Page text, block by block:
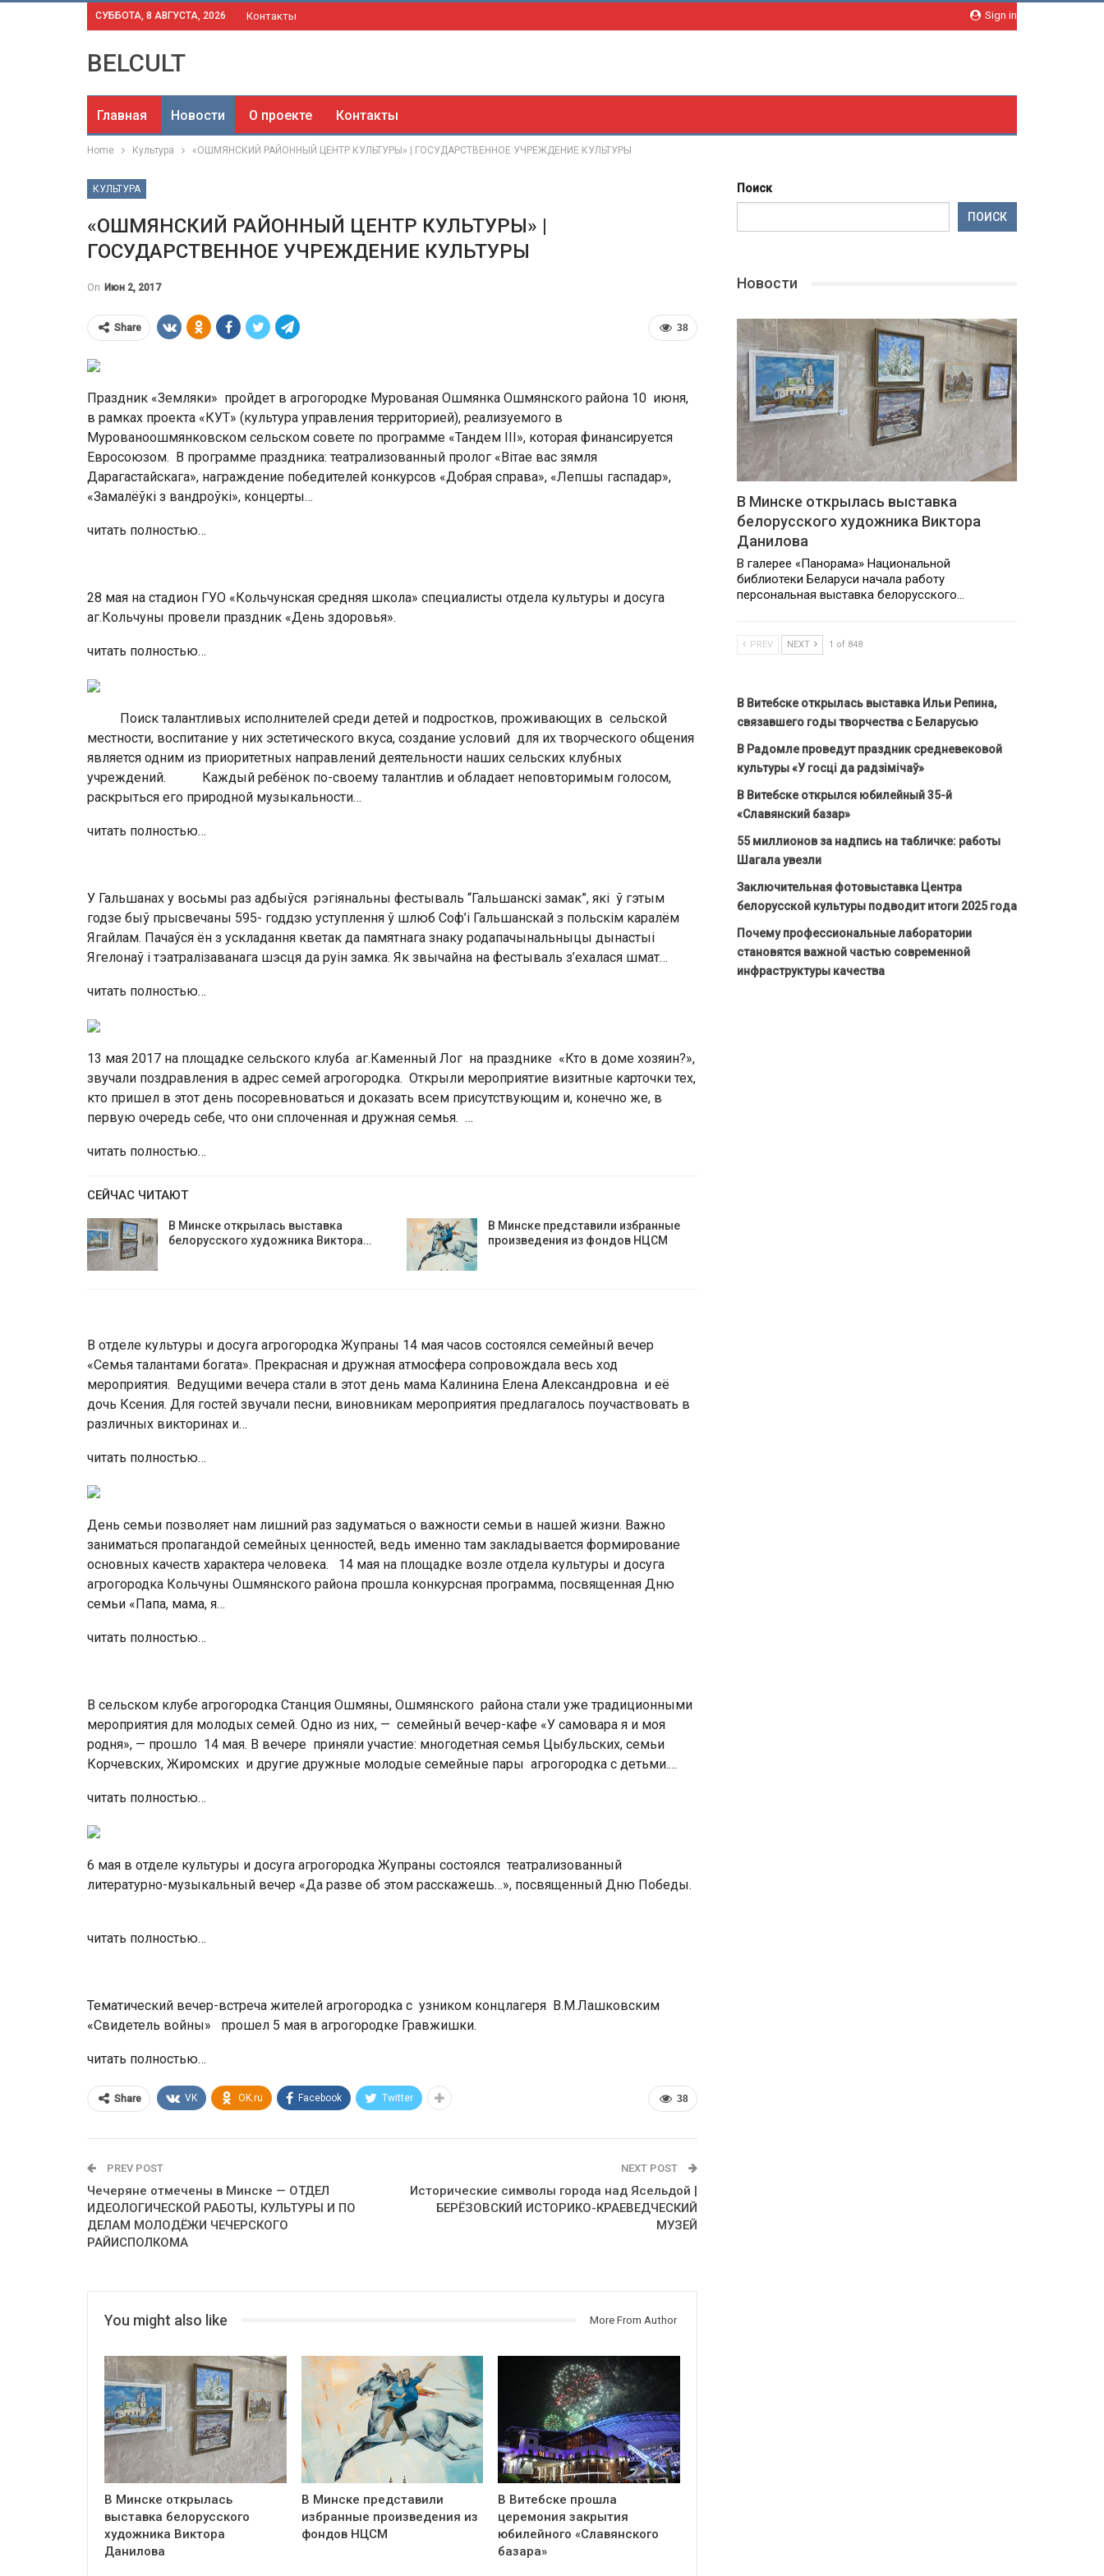
Sign in
СУББОТА, 8 АВГУСТА, 2026 Контакты
BELCULT
Главная Новости О проекте Контакты
Home Культура «ОШМЯНСКИЙ РАЙОННЫЙ ЦЕНТР КУЛЬТУРЫ» | ГОСУДАРСТВЕННОЕ УЧРЕЖДЕНИЕ КУЛЬТУРЫ
КУЛЬТУРА
«ОШМЯНСКИЙ РАЙОННЫЙ ЦЕНТР КУЛЬТУРЫ» |
ГОСУДАРСТВЕННОЕ УЧРЕЖДЕНИЕ КУЛЬТУРЫ
On Июн 2, 2017
38
Share
Праздник «Земляки» пройдет в агрогородке Мурованая Ошмянка Ошмянского района 10 июня,
в рамках проекта «КУТ» (культура управления территорией), реализуемого в
Мурованоошмянковском сельском совете по программе «Тандем III», которая финансируется
Евросоюзом. В программе праздника: театрализованный пролог «Вітае вас зямля
Дарагастайскага», награждение победителей конкурсов «Добрая справа», «Лепшы гаспадар»,
«Замалёўкі з вандроўкі», концерты…
читать полностью…
28 мая на стадион ГУО «Кольчунская средняя школа» специалисты отдела культуры и досуга
аг.Кольчуны провели праздник «День здоровья».
читать полностью…
Поиск талантливых исполнителей среди детей и подростков, проживающих в сельской
местности, воспитание у них эстетического вкуса, создание условий для их творческого общения
является одним из приоритетных направлений деятельности наших сельских клубных
учреждений. Каждый ребёнок по-своему талантлив и обладает неповторимым голосом,
раскрыться его природной музыкальности…
читать полностью…
У Гальшанах у восьмы раз адбыўся рэгіянальны фестываль “Гальшанскі замак”, які ў гэтым
годзе быў прысвечаны 595- годдзю уступлення ў шлюб Соф’і Гальшанскай з польскім каралём
Ягайлам. Пачаўся ён з ускладання кветак да памятнага знаку родапачынальныцы дынастыі
Ягелонаў і тэатралізаванага шэсця да руін замка. Як звычайна на фестываль з’ехалася шмат…
читать полностью…
13 мая 2017 на площадке сельского клуба аг.Каменный Лог на празднике «Кто в доме хозяин?»,
звучали поздравления в адрес семей агрогородка. Открыли мероприятие визитные карточки тех,
кто пришел в этот день посоревноваться и доказать всем присутствующим и, конечно же, в
первую очередь себе, что они сплоченная и дружная семья. …
читать полностью…
СЕЙЧАС ЧИТАЮТ
В Минске открылась выставка
белорусского художника Виктора…
В Минске представили избранные
произведения из фондов НЦСМ
В отделе культуры и досуга агрогородка Жупраны 14 мая часов состоялся семейный вечер
«Семья талантами богата». Прекрасная и дружная атмосфера сопровождала весь ход
мероприятия. Ведущими вечера стали в этот день мама Калинина Елена Александровна и её
дочь Ксения. Для гостей звучали песни, виновникам мероприятия предлагалось поучаствовать в
различных викторинах и…
читать полностью…
День семьи позволяет нам лишний раз задуматься о важности семьи в нашей жизни. Важно
заниматься пропагандой семейных ценностей, ведь именно там закладывается формирование
основных качеств характера человека. 14 мая на площадке возле отдела культуры и досуга
агрогородка Кольчуны Ошмянского района прошла конкурсная программа, посвященная Дню
семьи «Папа, мама, я…
читать полностью…
В сельском клубе агрогородка Станция Ошмяны, Ошмянского района стали уже традиционными
мероприятия для молодых семей. Одно из них, — семейный вечер-кафе «У самовара я и моя
родня», — прошло 14 мая. В вечере приняли участие: многодетная семья Цыбульских, семьи
Корчевских, Жиромских и другие дружные молодые семейные пары агрогородка с детьми.…
читать полностью…
6 мая в отделе культуры и досуга агрогородка Жупраны состоялся театрализованный
литературно-музыкальный вечер «Да разве об этом расскажешь…», посвященный Дню Победы.
читать полностью…
Тематический вечер-встреча жителей агрогородка с узником концлагеря В.М.Лашковским
«Свидетель войны» прошел 5 мая в агрогородке Гравжишки.
читать полностью…
38
Share VK OK.ru Facebook Twitter
PREV POST
Чечеряне отмечены в Минске — ОТДЕЛ
ИДЕОЛОГИЧЕСКОЙ РАБОТЫ, КУЛЬТУРЫ И ПО
ДЕЛАМ МОЛОДЁЖИ ЧЕЧЕРСКОГО
РАЙИСПОЛКОМА
NEXT POST
Исторические символы города над Ясельдой |
БЕРЁЗОВСКИЙ ИСТОРИКО-КРАЕВЕДЧЕСКИЙ
МУЗЕЙ
You might also like More From Author
В Минске открылась
выставка белорусского
художника Виктора
Данилова
В Минске представили
избранные произведения из
фондов НЦСМ
В Витебске прошла
церемония закрытия
юбилейного «Славянского
базара»
Поиск
ПОИСК
Новости
В Минске открылась выставка
белорусского художника Виктора
Данилова
В галерее «Панорама» Национальной
библиотеки Беларуси начала работу
персональная выставка белорусского…
PREV NEXT 1 of 848
В Витебске открылась выставка Ильи Репина,
связавшего годы творчества с Беларусью
В Радомле проведут праздник средневековой
культуры «У госці да радзімічаў»
В Витебске открылся юбилейный 35-й
«Славянский базар»
55 миллионов за надпись на табличке: работы
Шагала увезли
Заключительная фотовыставка Центра
белорусской культуры подводит итоги 2025 года
Почему профессиональные лаборатории
становятся важной частью современной
инфраструктуры качества